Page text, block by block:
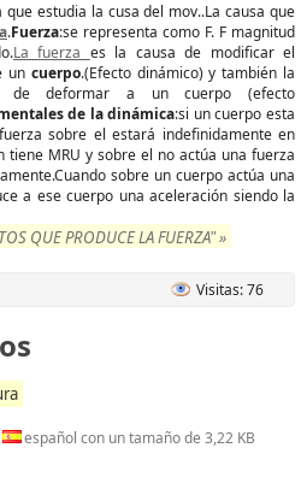
estudia la cusa del mov..La causa que
.Fuerza:se representa como F. F magnitud
La fuerza es la causa de modificar el
un cuerpo.(Efecto dinámico) y también la
deformar a un cuerpo (efecto
de la dinámica:si un cuerpo esta
sobre el estará indefinidamente en
tiene MRU y sobre el no actúa una fuerza
sobre un cuerpo actúa una
a ese cuerpo una aceleración siendo la
QUE PRODUCE LA FUERZA" »
Visitas: 76
español con un tamaño de 3,22 KB